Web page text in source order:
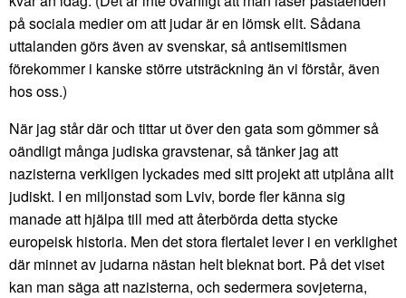
på sociala medier om att judar är en lömsk elit. Sådana
uttalanden görs även av svenskar, så antisemitismen
förekommer i kanske större utsträckning än vi förstår, även
hos oss.)
När jag står där och tittar ut över den gata som gömmer så
oändligt många judiska gravstenar, så tänker jag att
nazisterna verkligen lyckades med sitt projekt att utplåna allt
judiskt. I en miljonstad som Lviv, borde fler känna sig
manade att hjälpa till med att återbörda detta stycke
europeisk historia. Men det stora flertalet lever i en verklighet
där minnet av judarna nästan helt bleknat bort. På det viset
kan man säga att nazisterna, och sedermera sovjeterna,